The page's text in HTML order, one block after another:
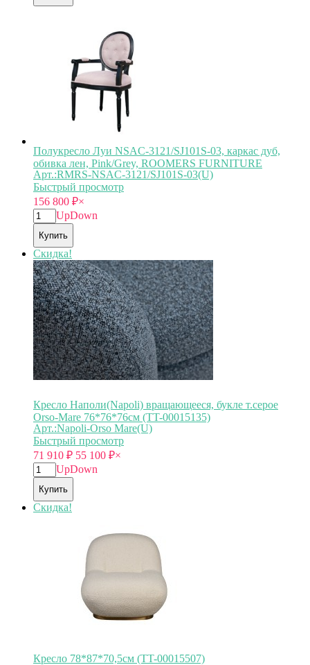
Полукресло Луи NSAC-3121/SJ101S-03, каркас дуб,
обивка лен, Pink/Grey, ROOMERS FURNITURE
Арт.:RMRS-NSAC-3121/SJ101S-03(U)
Быстрый просмотр
156 800 ₽×
UpDown
Купить
Скидка!
Кресло Наполи(Napoli) вращающееся, букле т.серое
Orso-Mare 76*76*76см (TT-00015135)
Арт.:Napoli-Orso Mare(U)
Быстрый просмотр
71 910 ₽ 55 100 ₽×
UpDown
Купить
Скидка!
Кресло 78*87*70,5см (TT-00015507)